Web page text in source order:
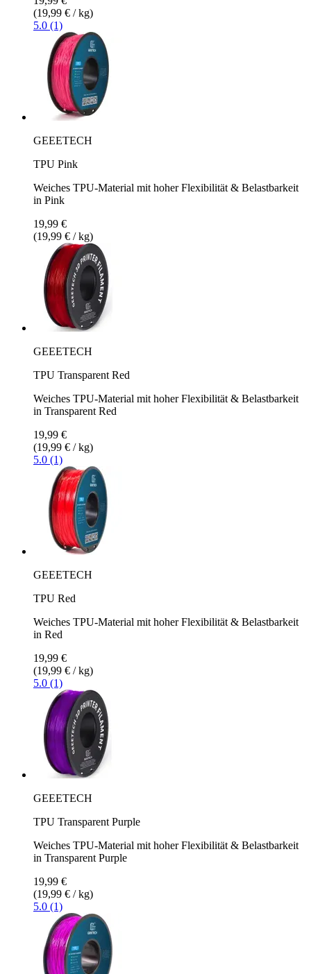
(19,99 € / kg)
5.0 (1)
GEEETECH
TPU Pink
Weiches TPU-Material mit hoher Flexibilität & Belastbarkeit
in Pink
19,99 €
(19,99 € / kg)
GEEETECH
TPU Transparent Red
Weiches TPU-Material mit hoher Flexibilität & Belastbarkeit
in Transparent Red
19,99 €
(19,99 € / kg)
5.0 (1)
GEEETECH
TPU Red
Weiches TPU-Material mit hoher Flexibilität & Belastbarkeit
in Red
19,99 €
(19,99 € / kg)
5.0 (1)
GEEETECH
TPU Transparent Purple
Weiches TPU-Material mit hoher Flexibilität & Belastbarkeit
in Transparent Purple
19,99 €
(19,99 € / kg)
5.0 (1)